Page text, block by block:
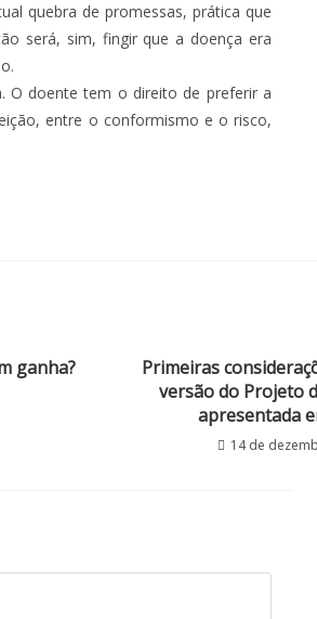
quebra de promessas, prática que
será, sim, fingir que a doença era
O doente tem o direito de preferir a
entre o conformismo e o risco,
ganha?
Primeiras
versão do Projeto
apresentada
14 de